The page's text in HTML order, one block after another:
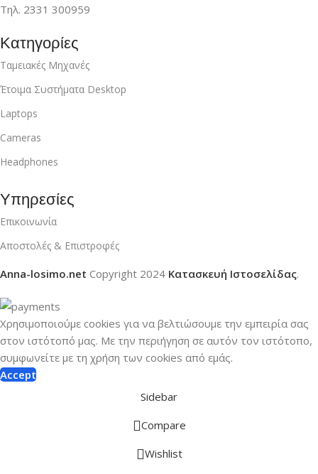
Τηλ. 2331 300959
Κατηγορίες
Ταμειακές Μηχανές
Έτοιμα Συστήματα Desktop
Laptops
Cameras
Headphones
Υπηρεσίες
Επικοινωνία
Αποστολές & Επιστροφές
Anna-losimo.net Copyright 2024 Κατασκευή Ιστοσελίδας.
Χρησιμοποιούμε cookies για να βελτιώσουμε την εμπειρία σας
στον ιστότοπό μας. Με την περιήγηση σε αυτόν τον ιστότοπο,
συμφωνείτε με τη χρήση των cookies από εμάς.
Accept
Sidebar
Compare
Wishlist